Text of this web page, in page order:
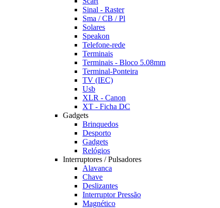
Sinal - Raster
Sma / CB / Pl
Solares
Speakon
Telefone-rede
Terminais
Terminais - Bloco 5.08mm
Terminal-Ponteira
TV (IEC)
Usb
XLR - Canon
XT - Ficha DC
Gadgets
Brinquedos
Desporto
Gadgets
Relógios
Interruptores / Pulsadores
Alavanca
Chave
Deslizantes
Interruptor Pressão
Magnético